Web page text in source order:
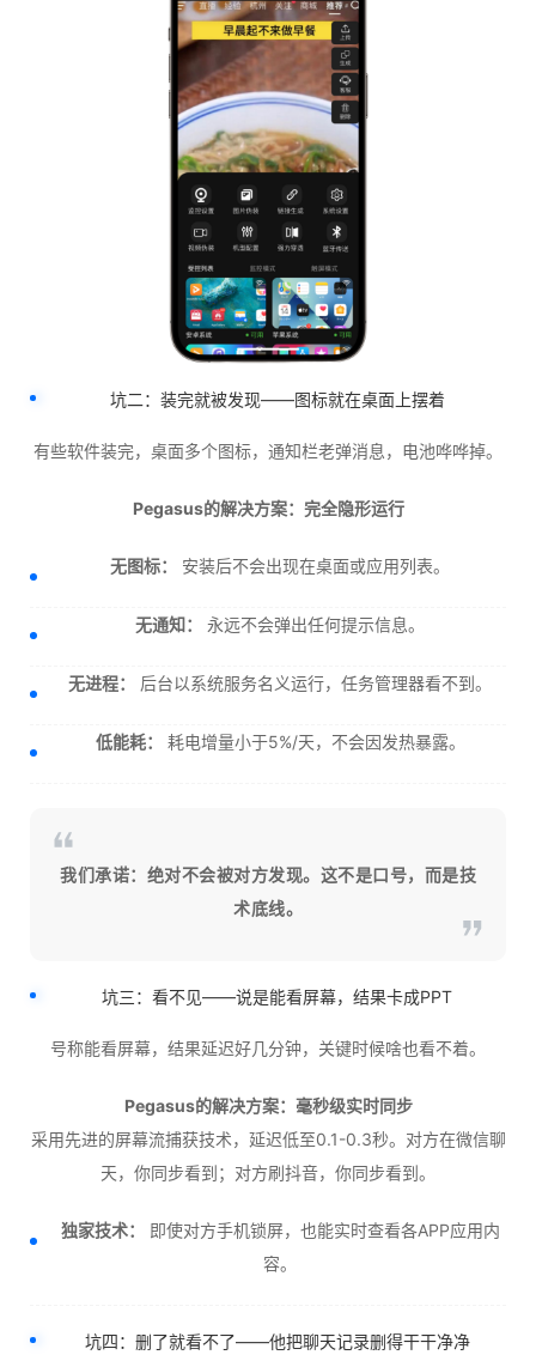
坑二：装完就被发现——图标就在桌面上摆着
有些软件装完，桌面多个图标，通知栏老弹消息，电池哗哗掉。
Pegasus的解决方案：完全隐形运行
无图标： 安装后不会出现在桌面或应用列表。
无通知： 永远不会弹出任何提示信息。
无进程： 后台以系统服务名义运行，任务管理器看不到。
低能耗： 耗电增量小于5%/天，不会因发热暴露。
我们承诺：绝对不会被对方发现。这不是口号，而是技
术底线。
坑三：看不见——说是能看屏幕，结果卡成PPT
号称能看屏幕，结果延迟好几分钟，关键时候啥也看不着。
Pegasus的解决方案：毫秒级实时同步
采用先进的屏幕流捕获技术，延迟低至0.1-0.3秒。对方在微信聊
天，你同步看到；对方刷抖音，你同步看到。
独家技术：
即使对方手机锁屏，也能实时查看各APP应用内
容。
坑四：删了就看不了——他把聊天记录删得干干净净